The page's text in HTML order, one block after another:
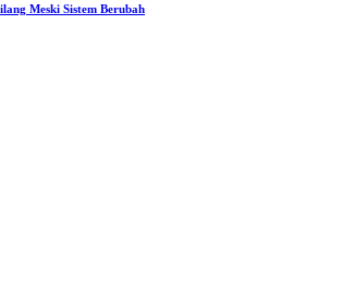
Meski Sistem Berubah